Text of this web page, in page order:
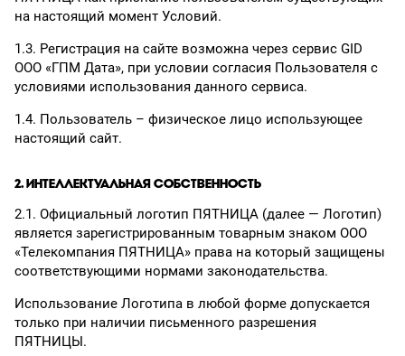
на настоящий момент Условий.
1.3. Регистрация на сайте возможна через сервис GID
ООО «ГПМ Дата», при условии согласия Пользователя с
условиями использования данного сервиса.
1.4. Пользователь – физическое лицо использующее
настоящий сайт.
2. ИНТЕЛЛЕКТУАЛЬНАЯ СОБСТВЕННОСТЬ
2.1. Официальный логотип ПЯТНИЦА (далее — Логотип)
является зарегистрированным товарным знаком ООО
«Телекомпания ПЯТНИЦА» права на который защищены
соответствующими нормами законодательства.
Использование Логотипа в любой форме допускается
только при наличии письменного разрешения
ПЯТНИЦЫ.